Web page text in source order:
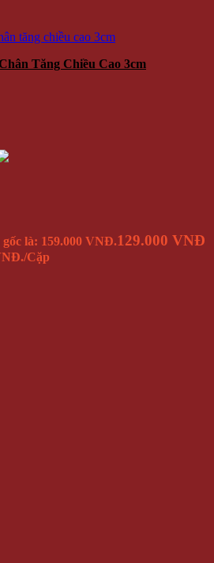
Tăng Chiều Cao 3cm
gốc là: 159.000 VNĐ.129.000 VNĐ
/Cặp